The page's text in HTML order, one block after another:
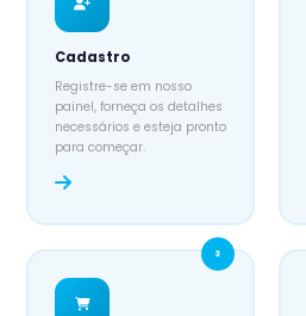
Cadastro
Registre-se em nosso
painel, forneça os detalhes
necessários e esteja pronto
para começar.
3